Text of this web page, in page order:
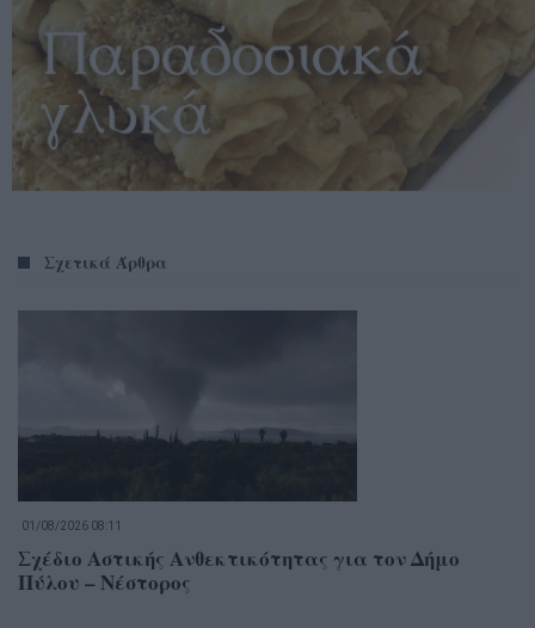
Σχετικά Άρθρα
01/08/2026 08:11
Σχέδιο Αστικής Ανθεκτικότητας για τον Δήμο
Πύλου – Νέστορος